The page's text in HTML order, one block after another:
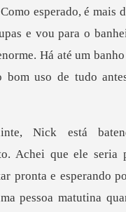
esperado, é mais
e vou para o banh